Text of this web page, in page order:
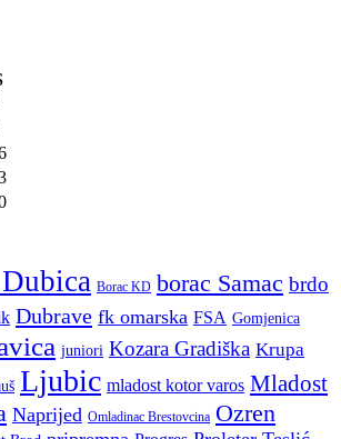
Borac KD borac Samac brdo
Dubrave fk omarska FSA Gomjenica
juniori Kozara Gradiška Krupa
Ljubic mladost kotor varos Mladost
Naprijed Omladinac Brestovcina Ozren